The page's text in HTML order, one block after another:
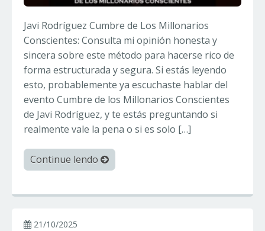
Javi Rodríguez Cumbre de Los Millonarios
Conscientes: Consulta mi opinión honesta y
sincera sobre este método para hacerse rico de
forma estructurada y segura. Si estás leyendo
esto, probablemente ya escuchaste hablar del
evento Cumbre de los Millonarios Conscientes
de Javi Rodríguez, y te estás preguntando si
realmente vale la pena o si es solo […]
Continue lendo
21/10/2025